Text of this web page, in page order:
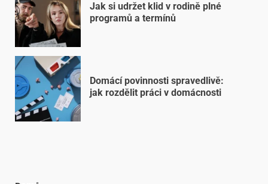
Jak si udržet klid v rodině plné
programů a termínů
Domácí povinnosti spravedlivě:
jak rozdělit práci v domácnosti